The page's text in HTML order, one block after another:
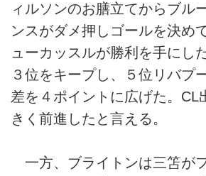
ィルソンのお膳立てからブル
ンスがダメ押しゴールを決め
ューカッスルが勝利を手にし
３位をキープし、５位リバプ
差を４ポイントに広げた。CL
きく前進したと言える。
一方、ブライトンは三笘が